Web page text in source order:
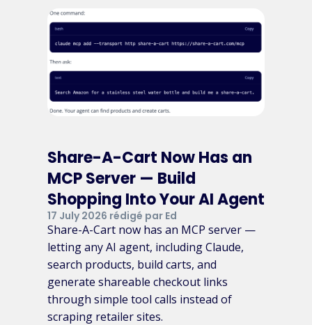
Share-A-Cart Now Has an
MCP Server — Build
Shopping Into Your AI Agent
17 July 2026 rédigé par Ed
Share-A-Cart now has an MCP server —
letting any AI agent, including Claude,
search products, build carts, and
generate shareable checkout links
through simple tool calls instead of
scraping retailer sites.